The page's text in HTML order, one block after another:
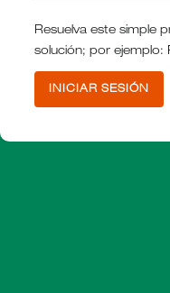
Resuelva este simple
solución; por ejemplo: